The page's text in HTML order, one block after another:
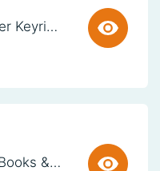
Silver Letter Keyring - S (set van 3)
Bookaroo Books & Stuff Pouch - Botanical